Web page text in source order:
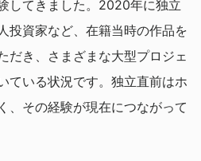
してきました。2020年に独立
投資家など、在籍当時の作品を
だき、さまざまな大型プロジェ
ている状況です。独立直前はホ
、その経験が現在につながって